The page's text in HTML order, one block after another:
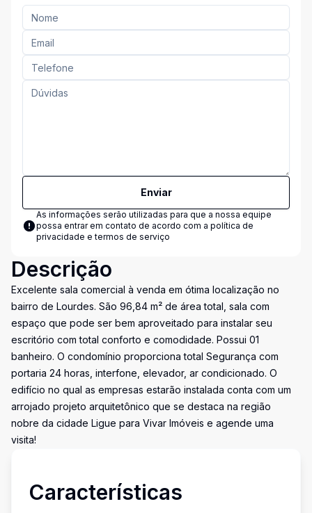
Enviar
As informações serão utilizadas para que a nossa equipe
possa entrar em contato de acordo com a política de
privacidade e termos de serviço
Descrição
Excelente sala comercial à venda em ótima localização no
bairro de Lourdes. São 96,84 m² de área total, sala com
espaço que pode ser bem aproveitado para instalar seu
escritório com total conforto e comodidade. Possui 01
banheiro. O condomínio proporciona total Segurança com
portaria 24 horas, interfone, elevador, ar condicionado. O
edifício no qual as empresas estarão instalada conta com um
arrojado projeto arquitetônico que se destaca na região
nobre da cidade Ligue para Vivar Imóveis e agende uma
visita!
Características